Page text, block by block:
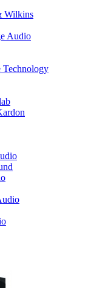
Wilkins
Audio